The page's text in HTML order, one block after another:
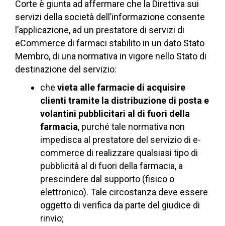
Corte è giunta ad affermare che la Direttiva sui
servizi della società dell’informazione consente
l’applicazione, ad un prestatore di servizi di
eCommerce di farmaci stabilito in un dato Stato
Membro, di una normativa in vigore nello Stato di
destinazione del servizio:
che vieta alle farmacie di acquisire
clienti tramite la distribuzione di posta e
volantini pubblicitari al di fuori della
farmacia, purché tale normativa non
impedisca al prestatore del servizio di e-
commerce di realizzare qualsiasi tipo di
pubblicità al di fuori della farmacia, a
prescindere dal supporto (fisico o
elettronico). Tale circostanza deve essere
oggetto di verifica da parte del giudice di
rinvio;